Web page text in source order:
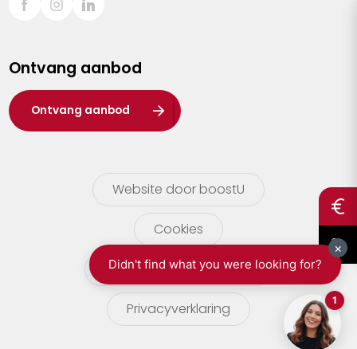
Sint-Truiden
Waasland
Wuustwezel
Zoersel
Ontvang aanbod
Ontvang aanbod
Website door boostU
Cookies
gebruikersvoorwaarden
Privacyverklaring